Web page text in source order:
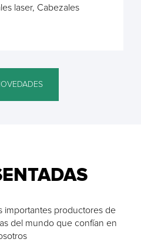
laser, Cabezales
importantes productores de
del mundo que confían en